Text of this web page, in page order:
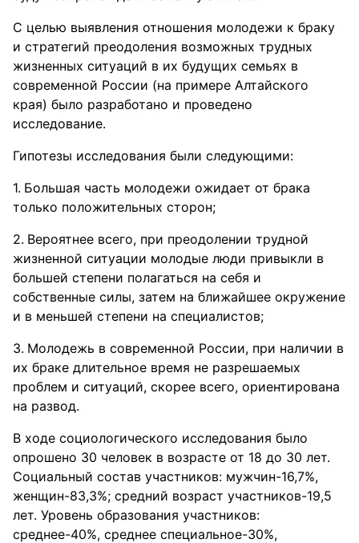
С целью выявления отношения молодежи к браку
и стратегий преодоления возможных трудных
жизненных ситуаций в их будущих семьях в
современной России (на примере Алтайского
края) было разработано и проведено
исследование.
Гипотезы исследования были следующими:
Большая часть молодежи ожидает от брака
только положительных сторон;
Вероятнее всего, при преодолении трудной
жизненной ситуации молодые люди привыкли в
большей степени полагаться на себя и
собственные силы, затем на ближайшее окружение
и в меньшей степени на специалистов;
Молодежь в современной России, при наличии в
их браке длительное время не разрешаемых
проблем и ситуаций, скорее всего, ориентирована
на развод.
В ходе социологического исследования было
опрошено 30 человек в возрасте от 18 до 30 лет.
Социальный состав участников: мужчин-16,7%,
женщин-83,3%; средний возраст участников-19,5
лет. Уровень образования участников:
среднее-40%, среднее специальное-30%,